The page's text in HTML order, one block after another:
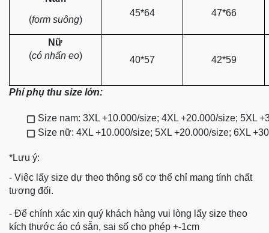
45*64
47*66
(form suông)
Nữ
40*57
42*59
(có nhấn eo)
Phí phụ thu size lớn:
Size nam: 3XL +10.000/size; 4XL +20.000/size; 5XL
Size nữ: 4XL +10.000/size; 5XL +20.000/size; 6XL
*Lưu ý:
- Việc lấy size dự theo thông số cơ thể chỉ mang tính chất
tương đối.
- Để chính xác xin quý khách hàng vui lòng lấy size theo
kích thước áo có sẵn, sai số cho phép +-1cm